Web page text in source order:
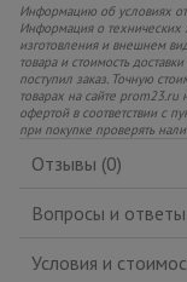
Информацию об условиях
Информация о технических
изготовления и внешнем
товара и стоимость
поступил заказ. Точную
товарах на сайте prom23.ru
офертой в соответствии с
при покупке проверять
Отзывы (0)
Вопросы и
Условия и